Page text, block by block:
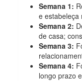
Semana 1:
e estabeleça
Semana 2:
de casa;
Semana 3:
Semana 4:
longo prazo